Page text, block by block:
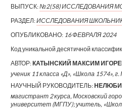
ВЫПУСК:№2(58) ИССЛЕДОВАНИЯ
РАЗДЕЛ:ИССЛЕДОВАНИЯ
ОПУБЛИКОВАНО: 16 ФЕВРАЛЯ 2024
Код уникальной десятичной
АВТОР:КАТЫНСКИЙ МАКСИМ
ученик 11 класса «Д», «Школа 1574»,
НАУЧНЫЙ РУКОВОДИТЕЛЬ:
магистрант 2 курса, Московский
университет (МГПУ); учитель,